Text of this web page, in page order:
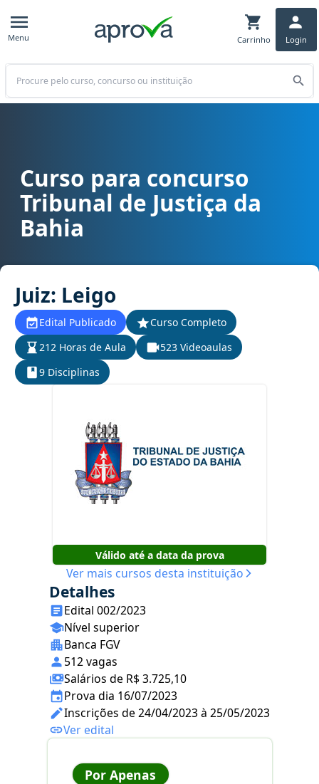
Menu Carrinho Login
Buscar
Curso para concurso TJ BA - Tribunal de Justiça da Bahia cargo
Curso para concurso
Tribunal de Justiça da
Bahia
Juiz: Leigo
Edital Publicado
Curso Completo
212 Horas de Aula
523 Videoaulas
9 Disciplinas
Válido até a data da prova
Ver mais cursos desta instituição
Detalhes
Edital 002/2023
Nível superior
Banca FGV
512 vagas
Salários de R$ 3.725,10
Prova dia 16/07/2023
Inscrições de 24/04/2023 à 25/05/2023
Ver edital
Por Apenas